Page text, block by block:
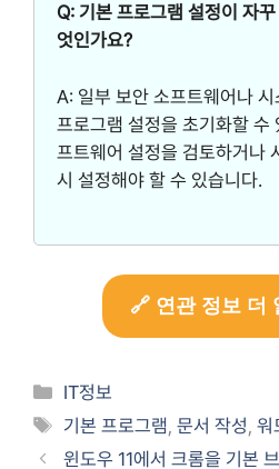
Q: 기본 프로그램 설정이 자
엇인가요?
A: 일부 보안 소프트웨어나
프로그램 설정을 초기화할 수
프트웨어 설정을 검토하거나
시 설정해야 할 수 있습니다.
🔗 연관 정보 더
Categories
IT정보
Tags
기본 프로그램 ,문서 작성 ,워
윈도우 11에서 크롬을 기본